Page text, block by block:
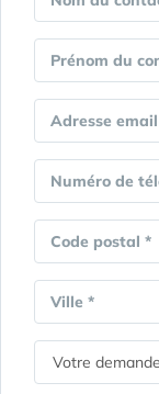
Prénom du
Adresse
Numéro de
Code postal *
Ville *